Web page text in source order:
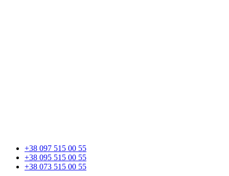
+38 097 515 00 55
+38 095 515 00 55
+38 073 515 00 55